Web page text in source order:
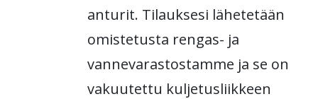
anturit. Tilauksesi lähetetään
omistetusta rengas- ja
vannevarastostamme ja se on
vakuutettu kuljetusliikkeen